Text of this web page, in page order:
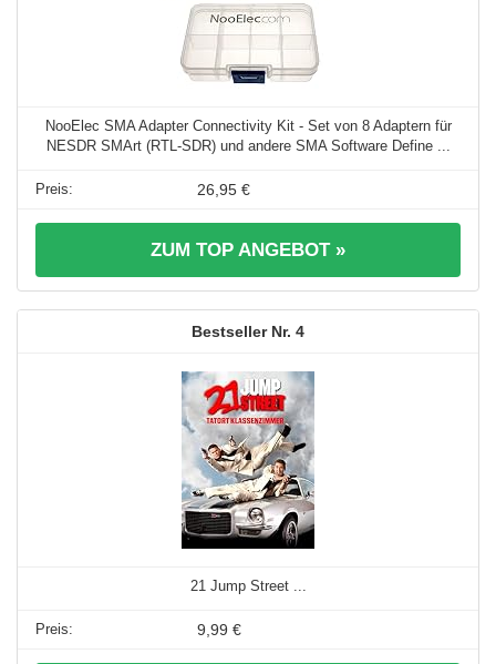
NooElec SMA Adapter Connectivity Kit - Set von 8 Adaptern für
NESDR SMArt (RTL-SDR) und andere SMA Software Define ...
26,95 €
ZUM TOP ANGEBOT »
4
21 Jump Street ...
9,99 €